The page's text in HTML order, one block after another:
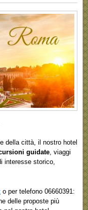
della città, il nostro hotel
guidate , viaggi
interesse storico,
o per telefono 06660391:
delle proposte più